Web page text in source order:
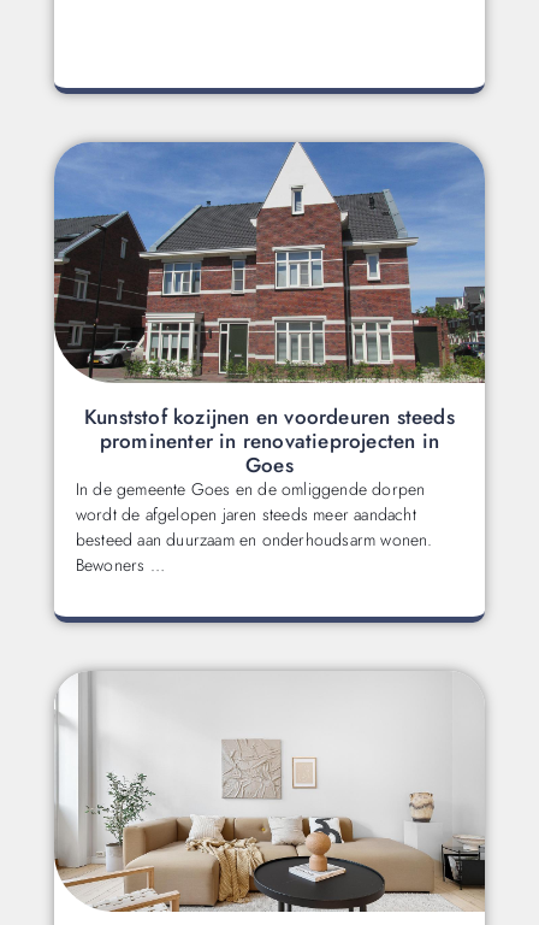
Kunststof kozijnen en voordeuren steeds
prominenter in renovatieprojecten in
Goes
In de gemeente Goes en de omliggende dorpen
wordt de afgelopen jaren steeds meer aandacht
besteed aan duurzaam en onderhoudsarm wonen.
Bewoners …